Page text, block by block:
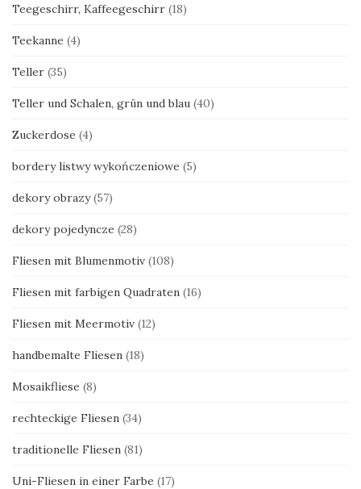
Teegeschirr, Kaffeegeschirr (18)
Teekanne (4)
Teller (35)
Teller und Schalen, grün und blau (40)
Zuckerdose (4)
bordery listwy wykończeniowe (5)
dekory obrazy (57)
dekory pojedyncze (28)
Fliesen mit Blumenmotiv (108)
Fliesen mit farbigen Quadraten (16)
Fliesen mit Meermotiv (12)
handbemalte Fliesen (18)
Mosaikfliese (8)
rechteckige Fliesen (34)
traditionelle Fliesen (81)
Uni-Fliesen in einer Farbe (17)